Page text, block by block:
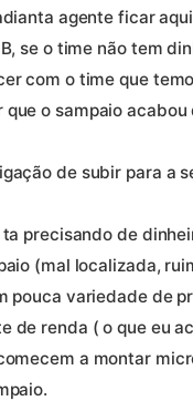
agente ficar
se o time não tem
com o time que
que o sampaio acabou
de subir para a
precisando de
(mal localizada,
pouca variedade de
de renda ( o que eu
a montar